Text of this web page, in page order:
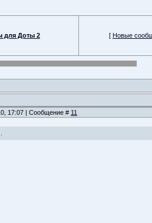
для Доты 2 [ Новые
17:07 | Сообщение # 11